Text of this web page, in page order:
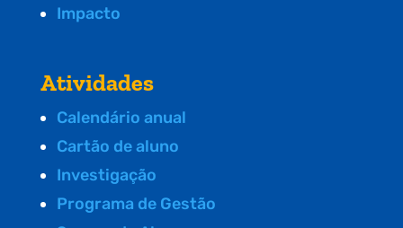
Impacto
Atividades
Calendário anual
Cartão de aluno
Investigação
Programa de Gestão